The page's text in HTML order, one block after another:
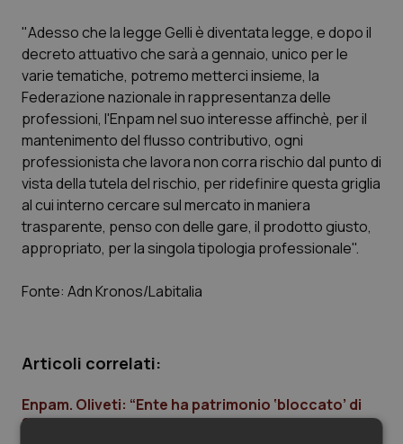
Marche
Molise
Piemonte
Provincia Autonoma di Bolzano
Provincia Autonoma di Trento
Puglia
Donna & Salute
Epatiti
HIV
Infezioni & Febbre
Ipertensione & Scompenso
Malattie rare
"Adesso che la legge Gelli è diventata legge, e dopo il
decreto attuativo che sarà a gennaio, unico per le
varie tematiche, potremo metterci insieme, la
Federazione nazionale in rappresentanza delle
professioni, l'Enpam nel suo interesse affinchè, per il
mantenimento del flusso contributivo, ogni
professionista che lavora non corra rischio dal punto di
vista della tutela del rischio, per ridefinire questa griglia
al cui interno cercare sul mercato in maniera
trasparente, penso con delle gare, il prodotto giusto,
appropriato, per la singola tipologia professionale".
Fonte: Adn Kronos/Labitalia
Articoli correlati:
Enpam. Oliveti: “Ente ha patrimonio ‘bloccato’ di
20 mld. Superare logica saldo corrente